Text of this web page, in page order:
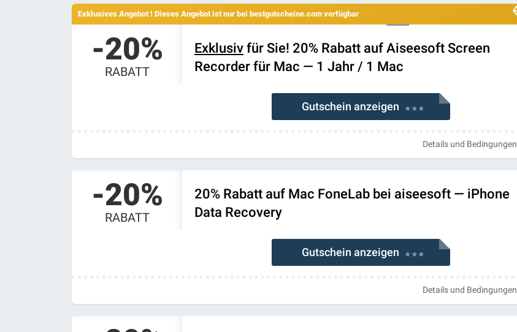
Exklusives Angebot ! Dieses Angebot ist nur bei bestgutscheine.com verfügbar
-20%
RABATT
Exklusiv für Sie! 20% Rabatt auf Aiseesoft Screen
Recorder für Mac — 1 Jahr / 1 Mac
Gutschein anzeigen * * *
Details und Bedingungen
-20%
RABATT
20% Rabatt auf Mac FoneLab bei aiseesoft — iPhone
Data Recovery
Gutschein anzeigen * * *
Details und Bedingungen